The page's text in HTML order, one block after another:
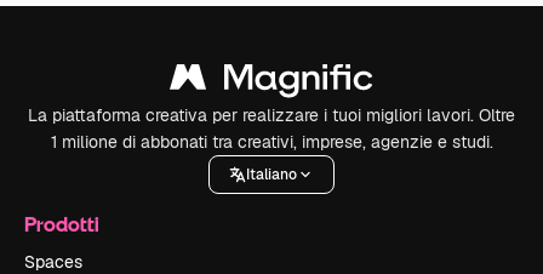
La piattaforma creativa per realizzare i tuoi migliori lavori. Oltre
1 milione di abbonati tra creativi, imprese, agenzie e studi.
Italiano
Prodotti
Spaces